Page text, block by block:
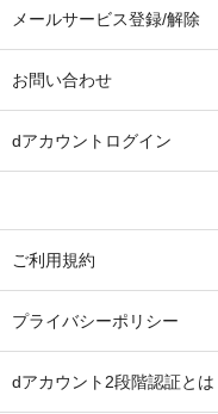
メールサービス登録/解除
お問い合わせ
dアカウントログイン
ご利用規約
プライバシーポリシー
dアカウント2段階認証とは